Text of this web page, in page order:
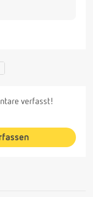
verfasst!